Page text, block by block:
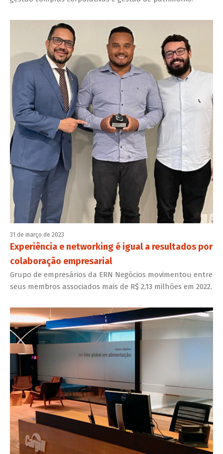
31 de março de 2023
Experiência e networking é igual a resultados por
colaboração empresarial
Grupo de empresários da ERN Negócios movimentou entre
seus membros associados mais de R$ 2,13 milhões em 2022.